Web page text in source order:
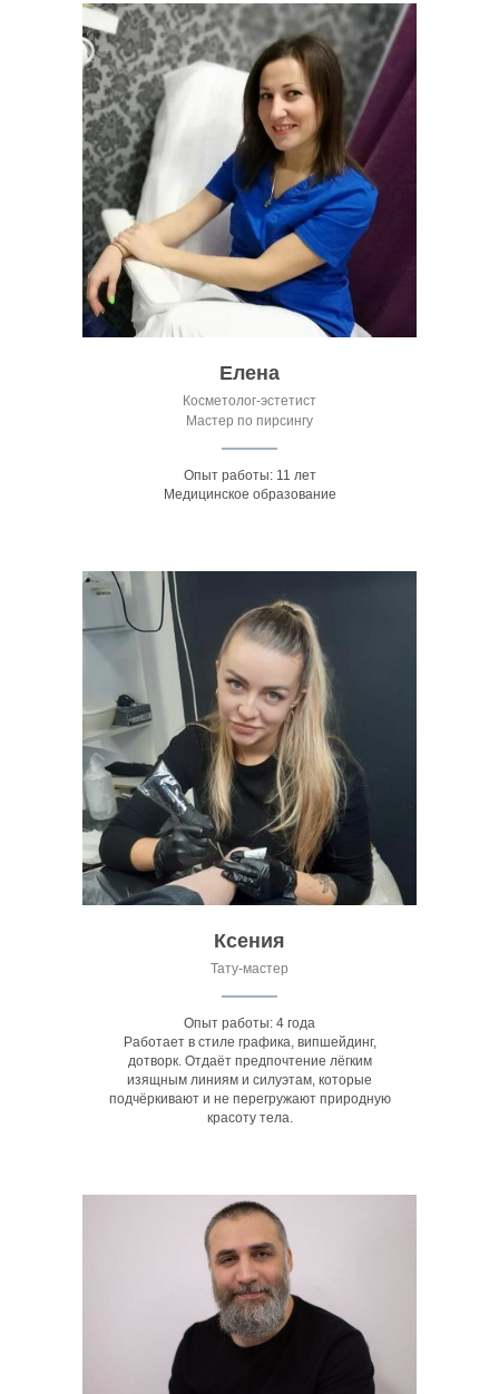
Елена
Косметолог-эстетист
Мастер по пирсингу
Опыт работы: 11 лет
Медицинское образование
Ксения
Тату-мастер
Опыт работы: 4 года
Работает в стиле графика, випшейдинг,
дотворк. Отдаёт предпочтение лёгким
изящным линиям и силуэтам, которые
подчёркивают и не перегружают природную
красоту тела.